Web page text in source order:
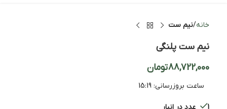
خانه نیم ست
نیم ست پلنگی
88,722,000تومان
ساعت بروزرسانی: 15:19